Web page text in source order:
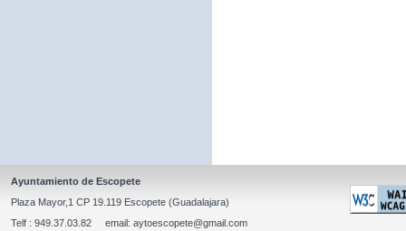
Ayuntamiento de Escopete
Plaza Mayor,1 CP 19.119 Escopete (Guadalajara)
Telf : 949.37.03.82 email: aytoescopete@gmail.com